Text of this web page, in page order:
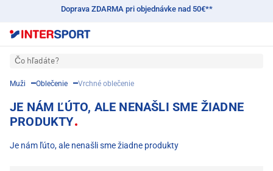
Doprava ZDARMA pri objednávke nad 50€**
Čo hľadáte?
Muži Oblečenie Vrchné oblečenie
JE NÁM ĽÚTO, ALE NENAŠLI SME ŽIADNE
PRODUKTY
Je nám ľúto, ale nenašli sme žiadne produkty